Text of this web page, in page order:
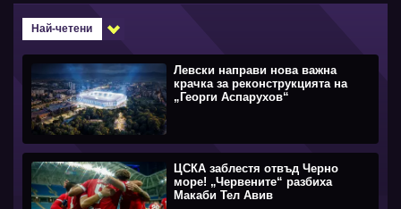
Най-четени
Левски направи нова важна
крачка за реконструкцията на
„Георги Аспарухов“
ЦСКА заблестя отвъд Черно
море! „Червените“ разбиха
Макаби Тел Авив